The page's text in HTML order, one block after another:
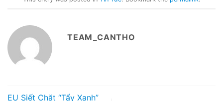
TEAM_CANTHO
EU Siết Chặt “Tẩy Xanh”